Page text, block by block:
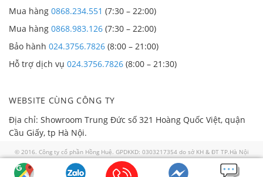
Mua hàng 0868.234.551 (7:30 – 22:00)
Mua hàng 0868.983.126 (7:30 – 22:00)
Bảo hành 024.3756.7826 (8:00 – 21:00)
Hỗ trợ dịch vụ 024.3756.7826 (8:00 – 21:30)
WEBSITE CÙNG CÔNG TY
Địa chỉ: Showroom Trung Đức số 321 Hoàng Quốc Việt, quận
Cầu Giấy, tp Hà Nội.
© 2016. Công ty cổ phần Hồng Huệ. GPDKKD: 0303217354 do sở KH & ĐT TP.Hà Nội
cấp ngày 02/01/2008. GP số 57/GP-TTĐT do Sở TTTT TP HN cấp ngày 30/07/2018. Địa
chỉ: 321 Hoàng Quốc Việt, quận Cầu Giấy thành phố Hà Nội. Điện thoại: 0868 986 829.